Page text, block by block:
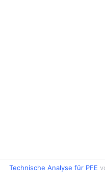
Technische Analyse für PFE